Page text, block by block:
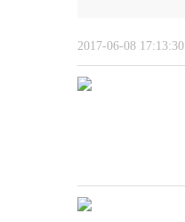
2017-06-08 17:13:30